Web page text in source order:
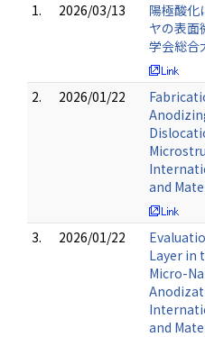
1.
2026/03/13
陽極酸化
ヤの表面
学会総合
2. 2026/01/22
and
3. 2026/01/22
Layer in
Micro-
and